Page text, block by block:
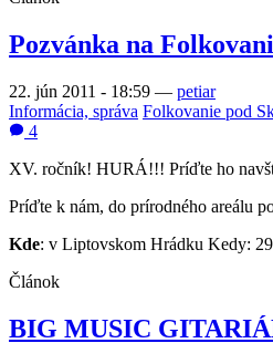
Pozvánka na
22. jún 2011 - 18:59 — petiar
Informácia, správa Folkovanie pod
4
XV. ročník! HURÁ!!! Príďte ho
Príďte k nám, do prírodného areálu
Kde: v Liptovskom Hrádku Kedy:
Článok
BIG MUSIC